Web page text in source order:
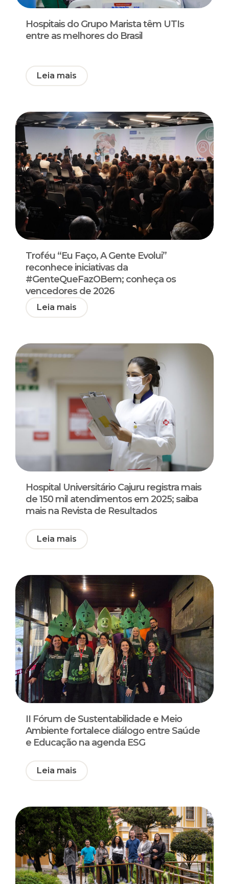
Hospitais do Grupo Marista têm UTIs
entre as melhores do Brasil
Leia mais
Troféu “Eu Faço, A Gente Evolui”
reconhece iniciativas da
#GenteQueFazOBem; conheça os
vencedores de 2026
Leia mais
Hospital Universitário Cajuru registra mais
de 150 mil atendimentos em 2025; saiba
mais na Revista de Resultados
Leia mais
II Fórum de Sustentabilidade e Meio
Ambiente fortalece diálogo entre Saúde
e Educação na agenda ESG
Leia mais